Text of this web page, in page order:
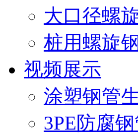
大口径螺
桩用螺旋
视频展示
涂塑钢管
3PE防腐